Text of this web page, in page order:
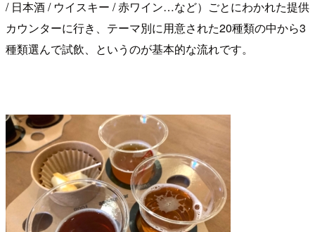
/ 日本酒 / ウイスキー / 赤ワイン…など）ごとにわかれた提供
カウンターに行き、テーマ別に用意された20種類の中から3
種類選んで試飲、というのが基本的な流れです。